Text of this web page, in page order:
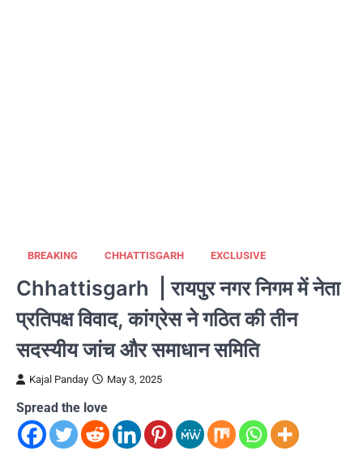
BREAKING CHHATTISGARH EXCLUSIVE
Chhattisgarh | रायपुर नगर निगम में नेता
प्रतिपक्ष विवाद, कांग्रेस ने गठित की तीन
सदस्यीय जांच और समाधान समिति
Kajal Panday May 3, 2025
Spread the love